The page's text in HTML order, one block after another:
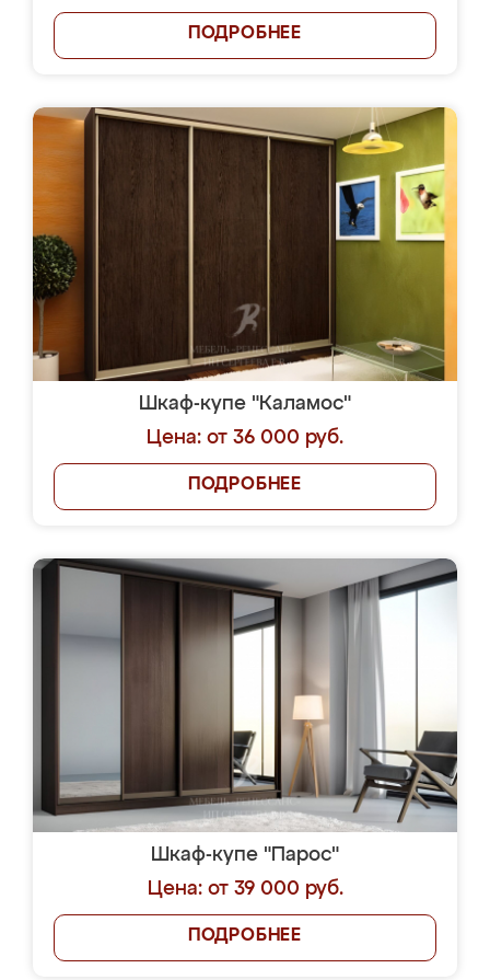
ПОДРОБНЕЕ
Шкаф-купе "Каламос"
Цена: от 36 000 руб.
ПОДРОБНЕЕ
Шкаф-купе "Парос"
Цена: от 39 000 руб.
ПОДРОБНЕЕ